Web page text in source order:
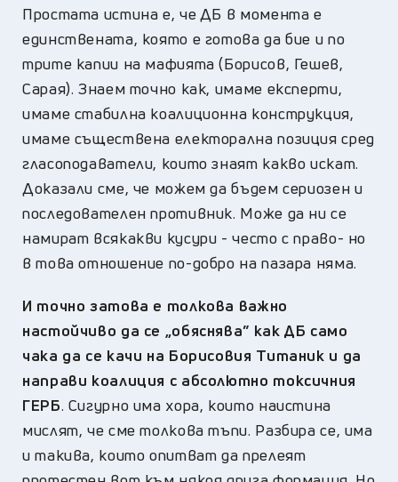
Простата истина е, че ДБ в момента е
единствената, която е готова да бие и по
трите капии на мафията (Борисов, Гешев,
Сарая). Знаем точно как, имаме експерти,
имаме стабилна коалиционна конструкция,
имаме съществена електорална позиция сред
гласоподаватели, които знаят какво искат.
Доказали сме, че можем да бъдем сериозен и
последователен противник. Може да ни се
намират всякакви кусури - често с право- но
в това отношение по-добро на пазара няма.
И точно затова е толкова важно
настойчиво да се „обяснява” как ДБ само
чака да се качи на Борисовия Титаник и да
направи коалиция с абсолютно токсичния
ГЕРБ. Сигурно има хора, които наистина
мислят, че сме толкова тъпи. Разбира се, има
и такива, които опитват да прелеят